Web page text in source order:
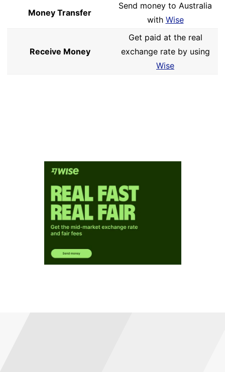
Money Transfer
Send money to Australia
with Wise
Receive Money
Get paid at the real
exchange rate by using
Wise